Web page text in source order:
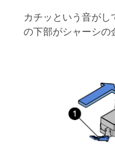
カチッという音が
の下部がシャーシの